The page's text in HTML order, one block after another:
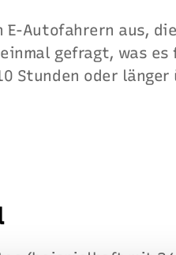
E-Autofahrern aus,
einmal gefragt, was
Stunden oder